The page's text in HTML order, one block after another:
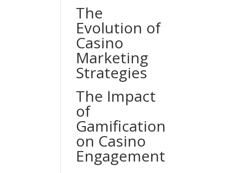
The
Evolution of
Casino
Marketing
Strategies
The Impact
of
Gamification
on Casino
Engagement